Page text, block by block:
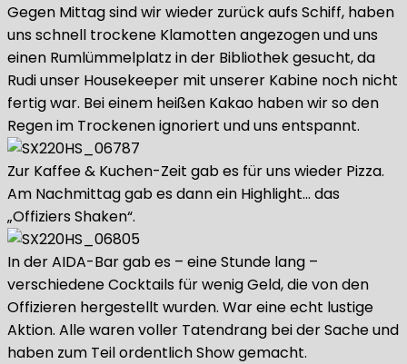
Gegen Mittag sind wir wieder zurück aufs Schiff, haben
uns schnell trockene Klamotten angezogen und uns
einen Rumlümmelplatz in der Bibliothek gesucht, da
Rudi unser Housekeeper mit unserer Kabine noch nicht
fertig war. Bei einem heißen Kakao haben wir so den
Regen im Trockenen ignoriert und uns entspannt.
Zur Kaffee & Kuchen-Zeit gab es für uns wieder Pizza.
Am Nachmittag gab es dann ein Highlight… das
„Offiziers Shaken“.
In der AIDA-Bar gab es – eine Stunde lang –
verschiedene Cocktails für wenig Geld, die von den
Offizieren hergestellt wurden. War eine echt lustige
Aktion. Alle waren voller Tatendrang bei der Sache und
haben zum Teil ordentlich Show gemacht.